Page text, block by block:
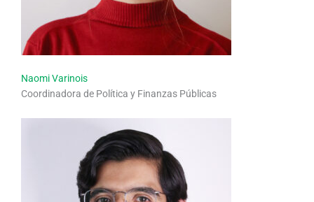
Naomi Varinois
Coordinadora de Política y Finanzas Públicas